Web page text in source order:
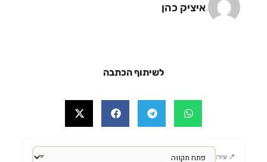
איציק כהן
לשיתוף הכתבה
📍 עיר: